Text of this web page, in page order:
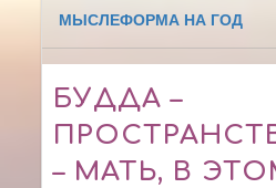
МЫСЛЕФОРМА НА ГОД
БУДДА –
– МАТЬ, В